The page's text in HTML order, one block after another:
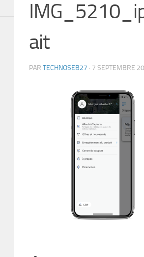
ait
PAR TECHNOSEB27 · 7 SEPTEMBRE